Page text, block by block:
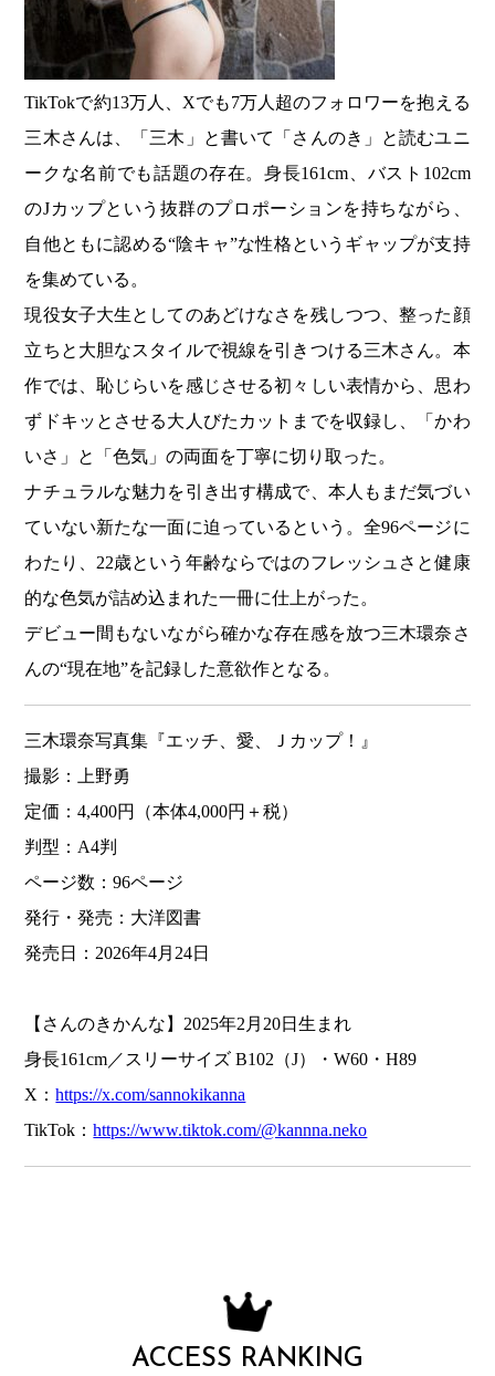
TikTokで約13万人、Xでも7万人超のフォロワーを抱える
三木さんは、「三木」と書いて「さんのき」と読むユニ
ークな名前でも話題の存在。身長161cm、バスト102cm
のJカップという抜群のプロポーションを持ちながら、
自他ともに認める“陰キャ”な性格というギャップが支持
を集めている。
現役女子大生としてのあどけなさを残しつつ、整った顔
立ちと大胆なスタイルで視線を引きつける三木さん。本
作では、恥じらいを感じさせる初々しい表情から、思わ
ずドキッとさせる大人びたカットまでを収録し、「かわ
いさ」と「色気」の両面を丁寧に切り取った。
ナチュラルな魅力を引き出す構成で、本人もまだ気づい
ていない新たな一面に迫っているという。全96ページに
わたり、22歳という年齢ならではのフレッシュさと健康
的な色気が詰め込まれた一冊に仕上がった。
デビュー間もないながら確かな存在感を放つ三木環奈さ
んの“現在地”を記録した意欲作となる。
三木環奈写真集『エッチ、愛、Ｊカップ！』
撮影：上野勇
定価：4,400円（本体4,000円＋税）
判型：A4判
ページ数：96ページ
発行・発売：大洋図書
発売日：2026年4月24日
【さんのきかんな】2025年2月20日生まれ
身長161cm／スリーサイズ B102（J）・W60・H89
X：https://x.com/sannokikanna
TikTok：https://www.tiktok.com/@kannna.neko
ACCESS RANKING